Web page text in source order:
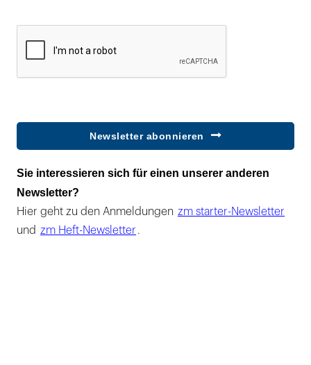
Newsletter abonnieren
Sie interessieren sich für einen unserer anderen
Newsletter?
Hier geht zu den Anmeldungen zm starter-Newsletter
und zm Heft-Newsletter .